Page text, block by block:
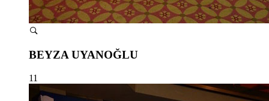
BEYZA UYANOĞLU
11